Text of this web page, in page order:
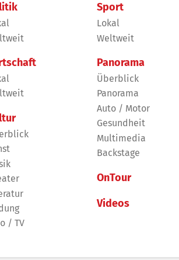
/ TV
Sport
Lokal
Weltweit
Panorama
Überblick
Panorama
Auto / Motor
Gesundheit
Multimedia
Backstage
OnTour
Videos